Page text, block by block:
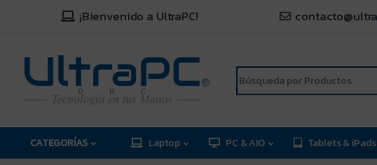
¡Bienvenido a UltraPC!
C
H
D
R
CATEGORÍAS Laptop PC & AIO Tablets & iPads